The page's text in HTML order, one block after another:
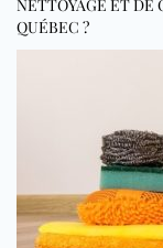
NETTOYAGE ET DE
QUÉBEC ?